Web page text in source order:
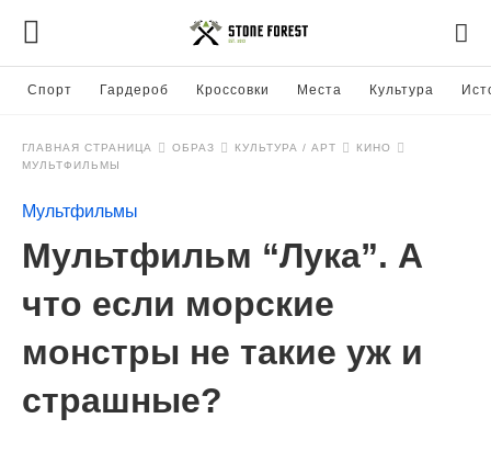
Спорт Гардероб Кроссовки Места Культура
ГЛАВНАЯ СТРАНИЦА ОБРАЗ КУЛЬТУРА / АРТ
КИНО
МУЛЬТФИЛЬМЫ
Мультфильмы
Мультфильм “Лука”. А
что если морские
монстры не такие уж и
страшные?